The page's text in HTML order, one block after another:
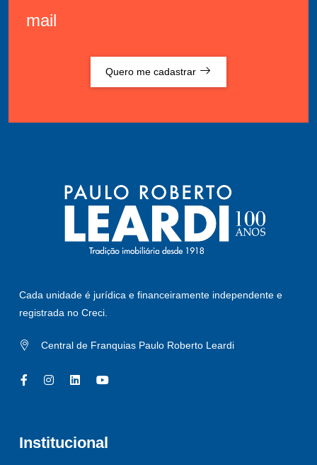
mail
Quero me cadastrar
Cada unidade é jurídica e financeiramente independente e
registrada no Creci.
Central de Franquias Paulo Roberto Leardi
Institucional